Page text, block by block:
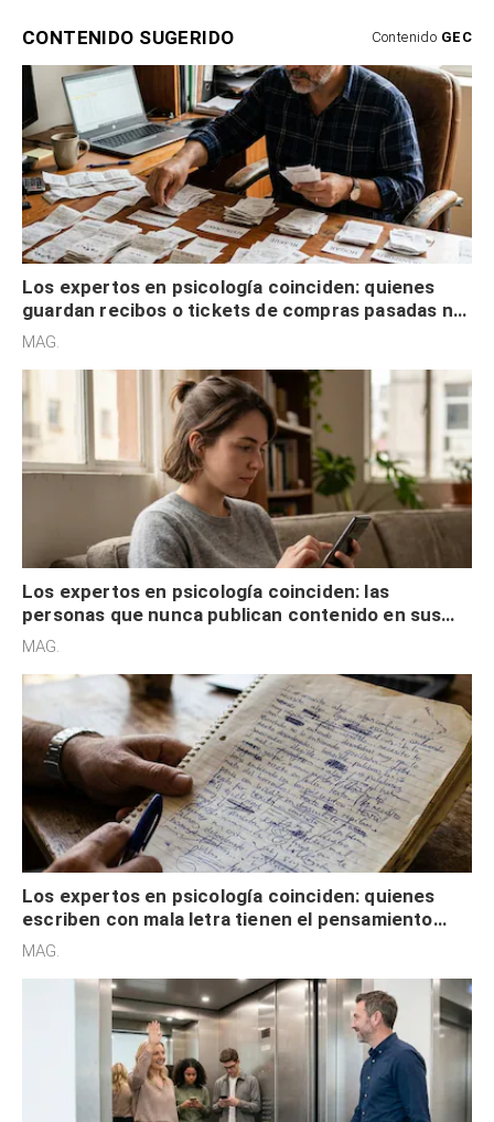
CONTENIDO SUGERIDO Contenido GEC
Los expertos en psicología coinciden: quienes
guardan recibos o tickets de compras pasadas no
son acumuladores, sino que tienen necesidad de
MAG.
Los expertos en psicología coinciden: las
personas que nunca publican contenido en sus
redes sociales no pretenden buscar validación
MAG.
Los expertos en psicología coinciden: quienes
escriben con mala letra tienen el pensamiento
acelerado y no lo hacen por desinterés
MAG.